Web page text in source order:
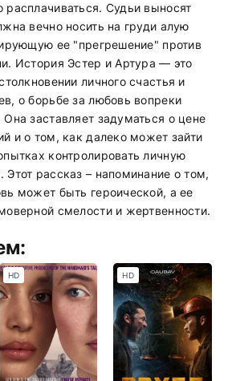
расплачиваться. Судьи выносят
вечно носить на груди алую
ее "прегрешение" против
История Эстер и Артура — это
личного счастья и
о борьбе за любовь вопреки
заставляет задуматься о цене
и о том, как далеко может зайти
контролировать личную
рассказ – напоминание о том,
может быть героической, а ее
смелости и жертвенности.
HD HD